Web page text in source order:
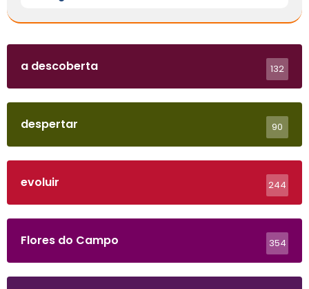
a descoberta 132
despertar 90
evoluir 244
Flores do Campo 354